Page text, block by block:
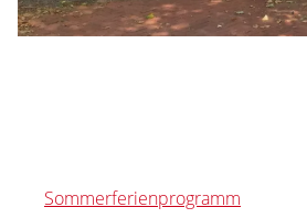
Sommerferienprogramm